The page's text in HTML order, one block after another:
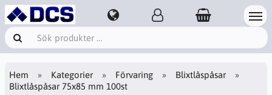
Hem Kategorier Förvaring
Blixtlåspåsar
Blixtlåspåsar 75x85 mm 100st